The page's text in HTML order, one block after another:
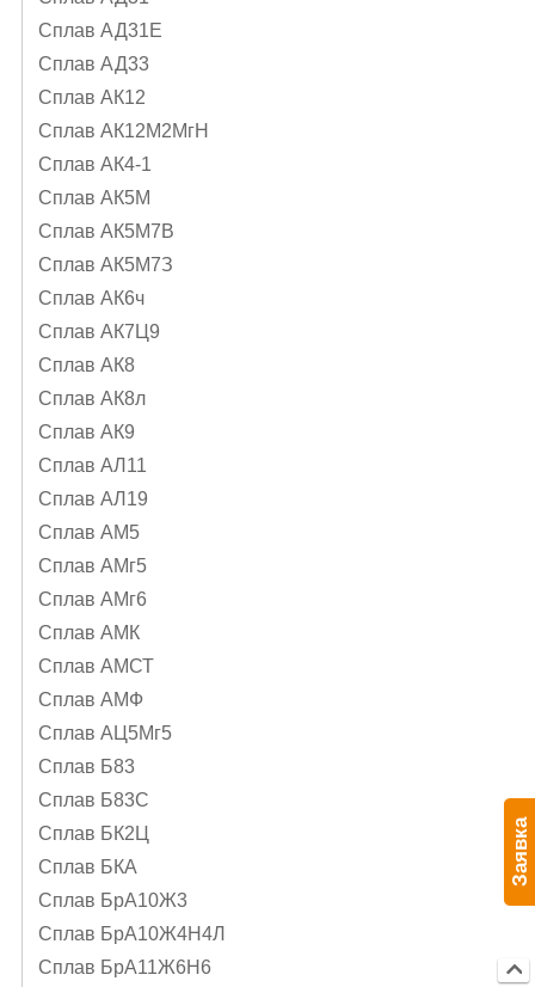
Сплав АД31Е
Сплав АД33
Сплав АК12
Сплав АК12М2МгН
Сплав АК4-1
Сплав АК5М
Сплав АК5М7В
Сплав АК5М7З
Сплав АК6ч
Сплав АК7Ц9
Сплав АК8
Сплав АК8л
Сплав АК9
Сплав АЛ11
Сплав АЛ19
Сплав АМ5
Сплав АМг5
Сплав АМг6
Сплав АМК
Сплав АМСТ
Сплав АМФ
Сплав АЦ5Мг5
Сплав Б83
Сплав Б83С
Сплав БК2Ц
Сплав БКА
Сплав БрА10Ж3
Сплав БрА10Ж4Н4Л
Сплав БрА11Ж6Н6
Заявка